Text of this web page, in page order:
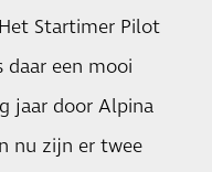
Startimer Pilot
daar een mooi
jaar door Alpina
nu zijn er twee